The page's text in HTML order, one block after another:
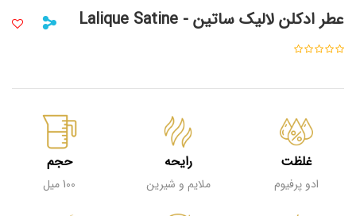
عطر ادکلن لالیک ساتین - Lalique Satine
غلظت
ادو پرفیوم
رایحه
ملایم و شیرین
حجم
100 میل